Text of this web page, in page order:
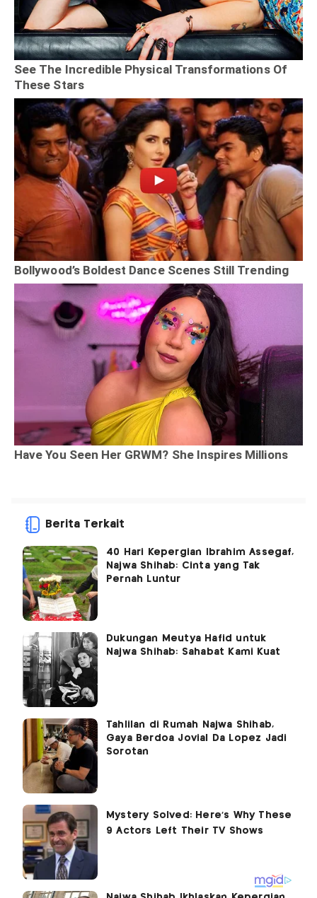
Berita Terkait
40 Hari Kepergian Ibrahim Assegaf,
Najwa Shihab: Cinta yang Tak
Pernah Luntur
Dukungan Meutya Hafid untuk
Najwa Shihab: Sahabat Kami Kuat
Tahlilan di Rumah Najwa Shihab,
Gaya Berdoa Jovial Da Lopez Jadi
Sorotan